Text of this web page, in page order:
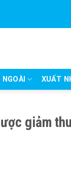
XUẤT
giảm